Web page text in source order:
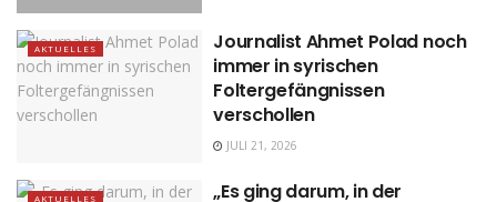
AKTUELLES
Journalist Ahmet Polad noch
immer in syrischen
Foltergefängnissen
verschollen
JULI 21, 2026
AKTUELLES „Es ging darum, in der